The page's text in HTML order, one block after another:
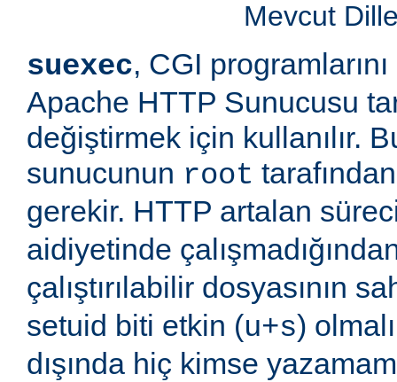
Mevcut
suexec, CGI
Apache HTTP Sunucusu
değiştirmek için kullanılır.
sunucunun root
gerekir. HTTP artalan
aidiyetinde
çalıştırılabilir dosyasının
setuid biti etkin (u+s)
dışında hiç kimse